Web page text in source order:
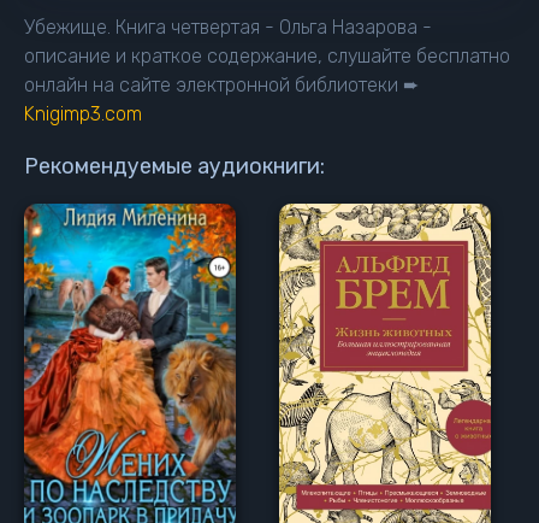
15
16
17
18
20
21
22
23
24
25
26
27
Убежище. Книга четвертая - Ольга Назарова -
описание и краткое содержание, слушайте бесплатно
онлайн на сайте электронной библиотеки ➨
Knigimp3.com
Рекомендуемые аудиокниги: